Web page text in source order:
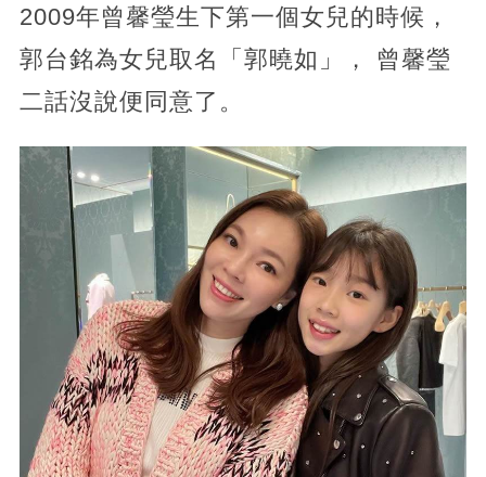
2009年曾馨瑩生下第一個女兒的時候，
郭台銘為女兒取名「郭曉如」， 曾馨瑩
二話沒說便同意了。